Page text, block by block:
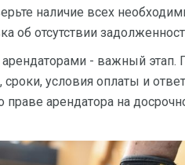
наличие всех
об отсутствии
- важный
условия оплаты и
праве арендатора на